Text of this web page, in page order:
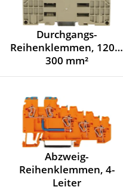
Durchgangs-
Reihenklemmen, 120…
300 mm²
Abzweig-
Reihenklemmen, 4-
Leiter